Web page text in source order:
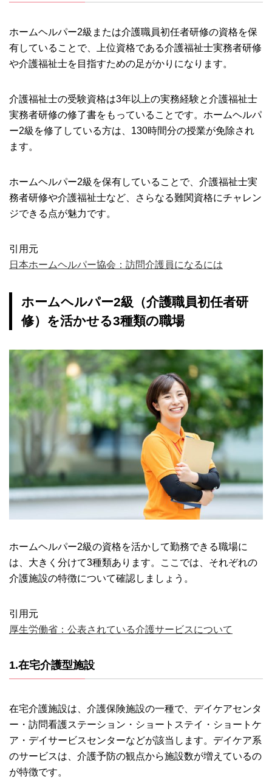
ホームヘルパー2級または介護職員初任者研修の資格を保
有していることで、上位資格である介護福祉士実務者研修
や介護福祉士を目指すための足がかりになります。
介護福祉士の受験資格は3年以上の実務経験と介護福祉士
実務者研修の修了書をもっていることです。ホームヘルパ
ー2級を修了している方は、130時間分の授業が免除され
ます。
ホームヘルパー2級を保有していることで、介護福祉士実
務者研修や介護福祉士など、さらなる難関資格にチャレン
ジできる点が魅力です。
引用元
日本ホームヘルパー協会：訪問介護員になるには
ホームヘルパー2級（介護職員初任者研
修）を活かせる3種類の職場
ホームヘルパー2級の資格を活かして勤務できる職場に
は、大きく分けて3種類あります。ここでは、それぞれの
介護施設の特徴について確認しましょう。
引用元
厚生労働省：公表されている介護サービスについて
1.在宅介護型施設
在宅介護施設は、介護保険施設の一種で、デイケアセンタ
ー・訪問看護ステーション・ショートステイ・ショートケ
ア・デイサービスセンターなどが該当します。デイケア系
のサービスは、介護予防の観点から施設数が増えているの
が特徴です。